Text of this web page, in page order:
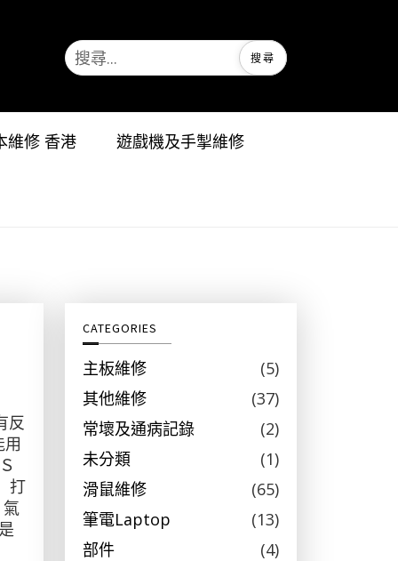
搜
尋
鍵
字
維修 香港 遊戲機及手掣維修
反
打
CATEGORIES
主板維修
(5)
其他維修
(37)
常壞及通病記錄
(2)
未分類
(1)
滑鼠維修
(65)
筆電Laptop
(13)
部件
(4)